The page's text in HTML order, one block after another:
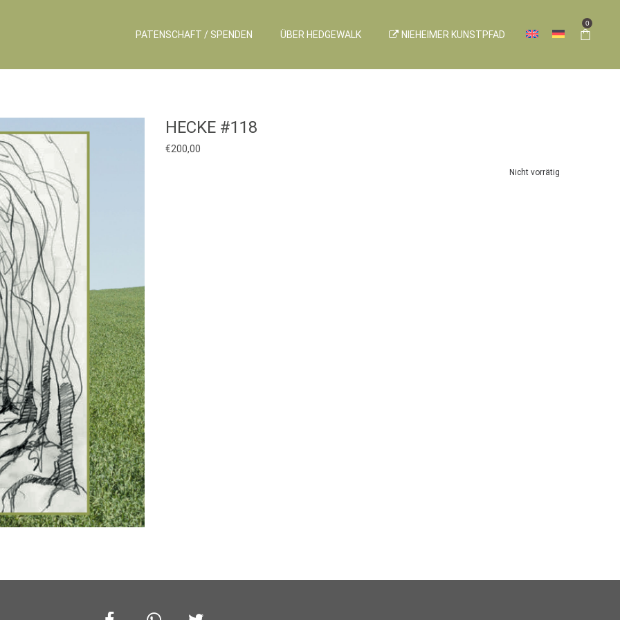
PATENSCHAFT / SPENDEN ÜBER HEDGEWALK NIEHEIMER KUNSTPFAD
0
HECKE #118
€200,00
Nicht vorrätig